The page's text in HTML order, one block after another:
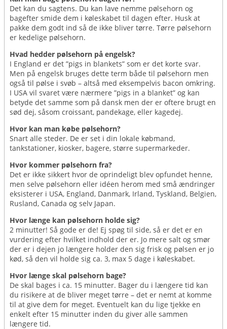
Det kan du sagtens. Du kan lave nemme pølsehorn og
bagefter smide dem i køleskabet til dagen efter. Husk at
pakke dem godt ind så de ikke bliver tørre. Tørre pølsehorn
er kedelige pølsehorn.
Hvad hedder pølsehorn på engelsk?
I England er det ”pigs in blankets” som er det korte svar.
Men på engelsk bruges dette term både til pølsehorn men
også til pølse i svøb – altså med eksempelvis bacon omkring.
I USA vil svaret være nærmere ”pigs in a blanket” og kan
betyde det samme som på dansk men der er oftere brugt en
sød dej, såsom croissant, pandekage, eller kagedej.
Hvor kan man købe pølsehorn?
Snart alle steder. De er set i din lokale købmand,
tankstationer, kiosker, bagere, større supermarkeder.
Hvor kommer pølsehorn fra?
Det er ikke sikkert hvor de oprindeligt blev opfundet henne,
men selve pølsehorn eller idéen herom med små ændringer
eksisterer i USA, England, Danmark, Irland, Tyskland, Belgien,
Rusland, Canada og selv Japan.
Hvor længe kan pølsehorn holde sig?
2 minutter! Så gode er de! Ej spøg til side, så er det er en
vurdering efter hvilket indhold der er. Jo mere salt og smør
der er i dejen jo længere holder den sig frisk og pølsen er jo
kød, så den vil holde sig ca. 3, max 5 dage i køleskabet.
Hvor længe skal pølsehorn bage?
De skal bages i ca. 15 minutter. Bager du i længere tid kan
du risikere at de bliver meget tørre – det er nemt at komme
til at give dem for meget. Eventuelt kan du lige tjekke en
enkelt efter 15 minutter inden du giver alle sammen
længere tid.